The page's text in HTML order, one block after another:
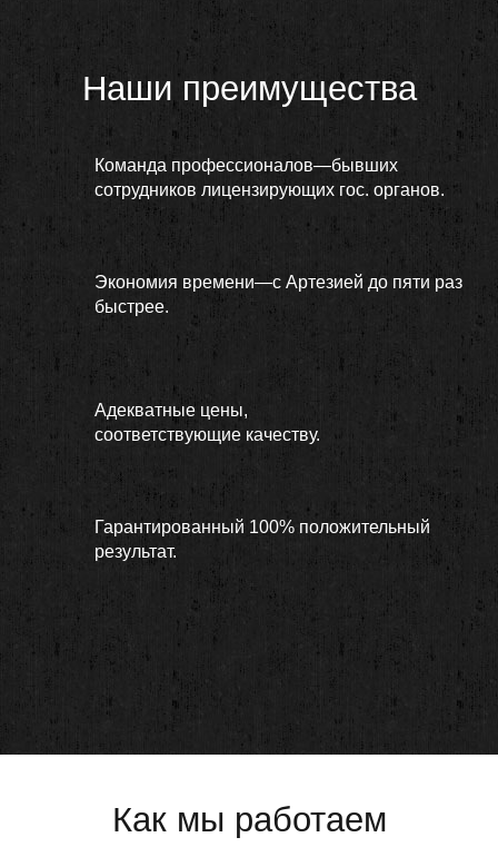
Наши преимущества
Команда профессионалов—бывших
сотрудников лицензирующих гос. органов.
Экономия времени—с Артезией до пяти раз
быстрее.
Адекватные цены,
соответствующие качеству.
Гарантированный 100% положительный
результат.
Как мы работаем